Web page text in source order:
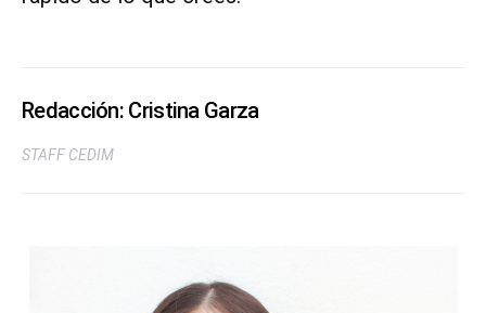
Redacción: Cristina Garza
STAFF CEDIM